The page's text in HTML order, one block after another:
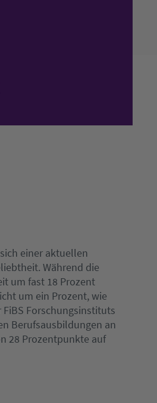
einer aktuellen
Während die
um fast 18 Prozent
um ein Prozent, wie
Forschungsinstituts
Berufsausbildungen an
28 Prozentpunkte auf